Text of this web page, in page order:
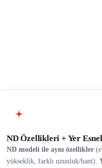
ND Özellikleri + Yer
ND modeli ile aynı özellikler
yükseklik, farklı uzunluk/bant).